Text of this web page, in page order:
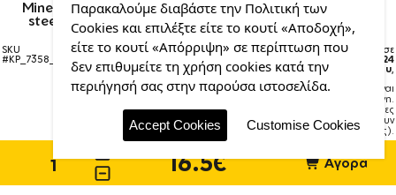
Minecraft Alex, Μεταλλικό παγούρι θερμός (Stainless
steel) Ασημένιο με ξύλινο καπακι (bamboo), διπλού
τοιχώματος, 350ml
SKU
#KP_7358_350ssBabmbooThermoSilver
Η παραγγελία σας θα παραδοθεί σε
courier έως την Δευτέρα 24
Αυγούστου,
Σημείωση:Η παράδοση στο courier είναι
εκτιμώμενη.
1–3 εργάσιμες
ημέρες (ενδέχεται να υπάρξουν
καθυστερήσεις).
16.5€ Αγορά
εσύ
μια
επαγγελματική
ιστοσελίδα;
από
την
CDL.gr
Παρακαλούμε διαβάστε την Πολιτική των
Cookies και επιλέξτε είτε το κουτί «Αποδοχή»,
είτε το κουτί «Απόρριψη» σε περίπτωση που
δεν επιθυμείτε τη χρήση cookies κατά την
περιήγησή σας στην παρούσα ιστοσελίδα.
Accept Cookies Customise Cookies